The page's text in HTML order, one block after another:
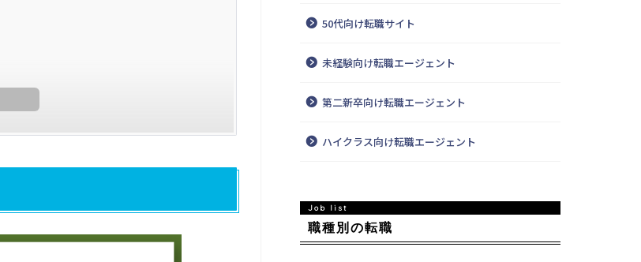
50代向け転職サイト
未経験向け転職エージェント
第二新卒向け転職エージェント
ハイクラス向け転職エージェント
職種別の転職